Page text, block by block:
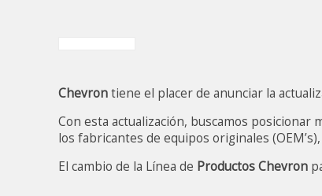
Chevrontiene el placer de anunciar la
Con esta actualización, buscamos
los fabricantes de equipos originales
El cambio de la Línea de Productos Chevron